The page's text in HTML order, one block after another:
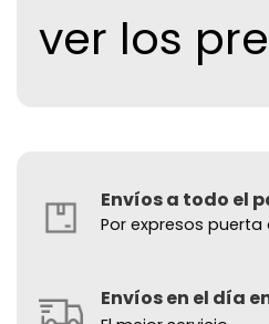
ver los
Envíos a todo el
Por expresos
Envíos en el día